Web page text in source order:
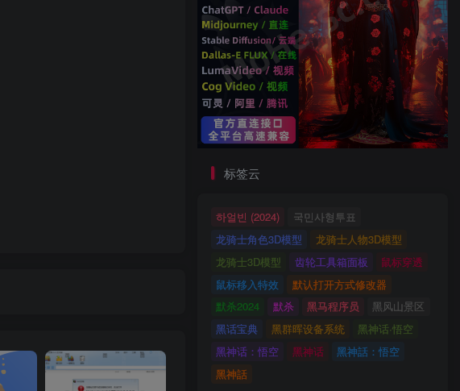
标签云
하얼빈 (2024)
국민사형투표
龙骑士角色3D模型
龙骑士人物3D模型
龙骑士3D模型
齿轮工具箱面板
鼠标穿透
鼠标移入特效
默认打开方式修改器
默杀2024
默杀 黑马程序员
黑风山景区
黑话宝典
黑群晖设备系统
黑神话·悟空
黑神话：悟空
黑神话
黑神話：悟空
黑神話